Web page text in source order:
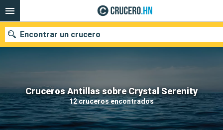
Cruceros Antillas sobre Crystal Serenity
12 cruceros encontrados
Encontrar un crucero
Nuestros destinos
Fecha de salida